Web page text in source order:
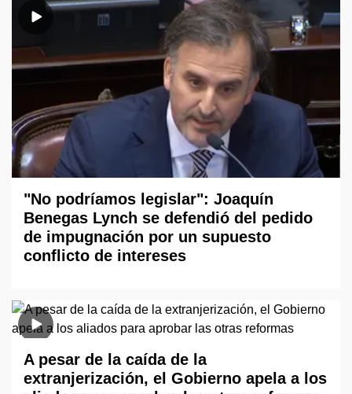
"No podríamos legislar": Joaquín
Benegas Lynch se defendió del pedido
de impugnación por un supuesto
conflicto de intereses
A pesar de la caída de la
extranjerización, el Gobierno apela a los